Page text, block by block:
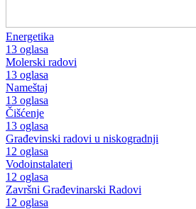
Energetika
13 oglasa
Molerski radovi
13 oglasa
Nameštaj
13 oglasa
Čišćenje
13 oglasa
Građevinski radovi u niskogradnji
12 oglasa
Vodoinstalateri
12 oglasa
Završni Građevinarski Radovi
12 oglasa